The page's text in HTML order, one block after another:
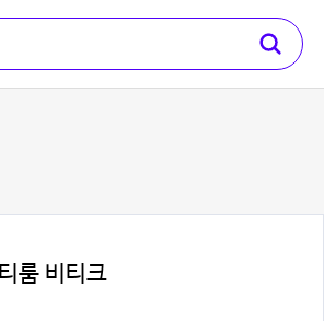
룸 비티크